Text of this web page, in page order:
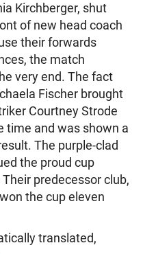
Kirchberger, shut
of new head coach
their forwards
the match
very end. The fact
Fischer brought
Courtney Strode
time and was shown a
The purple-clad
the proud cup
predecessor club,
the cup eleven
translated,